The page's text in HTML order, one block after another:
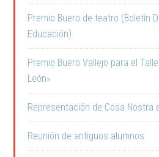
Premio Buero de teatro (Boletín
Educación)
Premio Buero Vallejo para el
León»
Representación de Cosa Nostra
Reunión de antiguos alumnos